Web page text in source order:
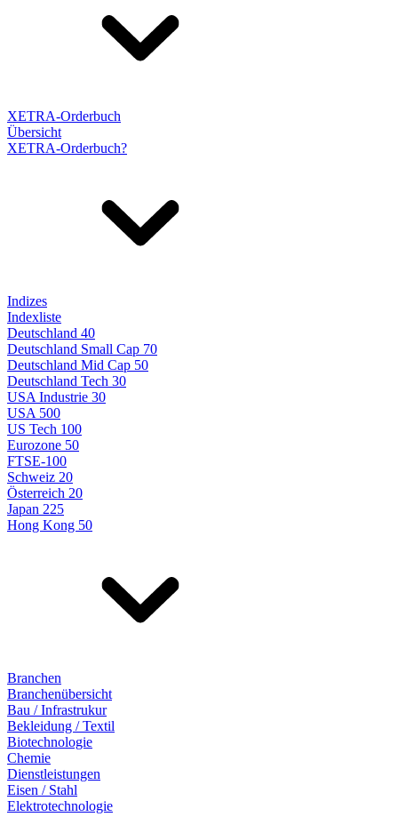
XETRA-Orderbuch
Übersicht
XETRA-Orderbuch?
Indizes
Indexliste
Deutschland 40
Deutschland Small Cap 70
Deutschland Mid Cap 50
Deutschland Tech 30
USA Industrie 30
USA 500
US Tech 100
Eurozone 50
FTSE-100
Schweiz 20
Österreich 20
Japan 225
Hong Kong 50
Branchen
Branchenübersicht
Bau / Infrastrukur
Bekleidung / Textil
Biotechnologie
Chemie
Dienstleistungen
Eisen / Stahl
Elektrotechnologie